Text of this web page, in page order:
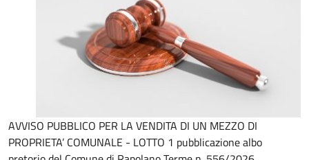
AVVISO PUBBLICO PER LA VENDITA DI UN MEZZO DI
PROPRIETA’ COMUNALE - LOTTO 1 pubblicazione albo